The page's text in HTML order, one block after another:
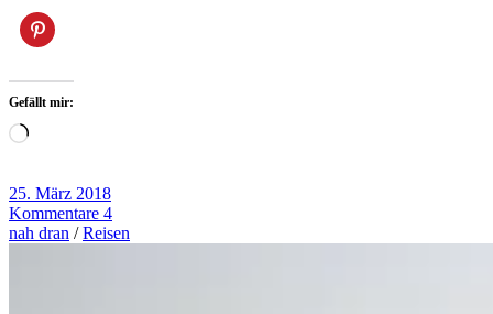
Gefällt mir:
Wird
25. März 2018
Kommentare 4
nah dran /Reisen